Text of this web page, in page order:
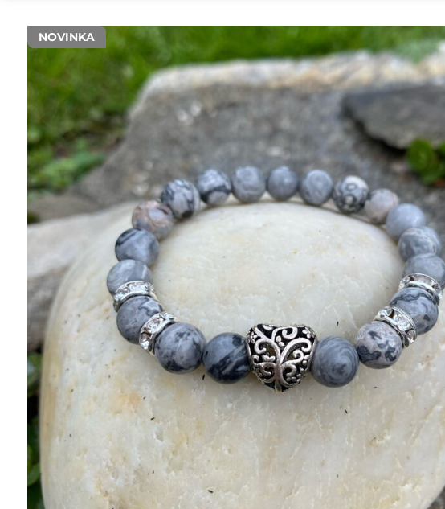
NOVINKA